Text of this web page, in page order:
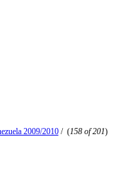
2009/2010/ (158 of 201)